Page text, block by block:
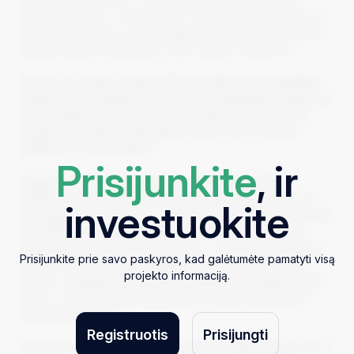
Rugsėjo 25 d. investuotojams už I-IV projekto etapus
bendrai buvo grąžinta 38,116.33 EUR investicijų suma, nes
sėkmingai įvyko dviejų NT vienetų pardavimas. Šis projektas
turi nelimuotą kapitalo prieaugį, tad dėl šios priežasties
grąža (ROI) šiam daliniui grąžinimui siekė nuo 23.54% iki
35.34%. Parduotų turtinių vienetų vidutinė kvadratinio metro
vertinimo ataskaitoje.
Remiantis nepriklausomo turto vertintojo ataskaitomis, per 10
Prisijunkite, ir
investuokite
Prisijunkite prie savo paskyros, kad galėtumėte pamatyti visą
projekto informaciją.
Registruotis Prisijungti